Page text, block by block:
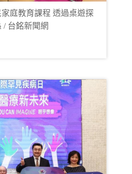
庭教育課程 透過桌遊探
/ 台銘新聞網